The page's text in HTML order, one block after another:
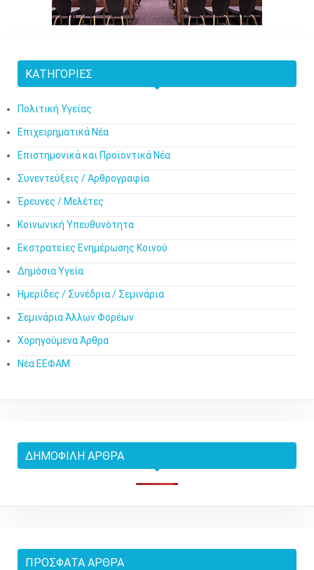
ΚΑΤΗΓΟΡΊΕΣ
Πολιτική Υγείας
Επιχειρηματικά Νέα
Επιστημονικά και Προϊοντικά Νέα
Συνεντεύξεις / Αρθρογραφία
Έρευνες / Μελέτες
Κοινωνική Υπευθυνότητα
Εκστρατείες Ενημέρωσης Κοινού
Δημόσια Υγεία
Ημερίδες / Συνέδρια / Σεμινάρια
Σεμινάρια Άλλων Φορέων
Χορηγούμενα Άρθρα
Νέα ΕΕΦΑΜ
ΔΗΜΟΦΙΛΉ ΆΡΘΡΑ
ΠΡΌΣΦΑΤΑ ΆΡΘΡΑ